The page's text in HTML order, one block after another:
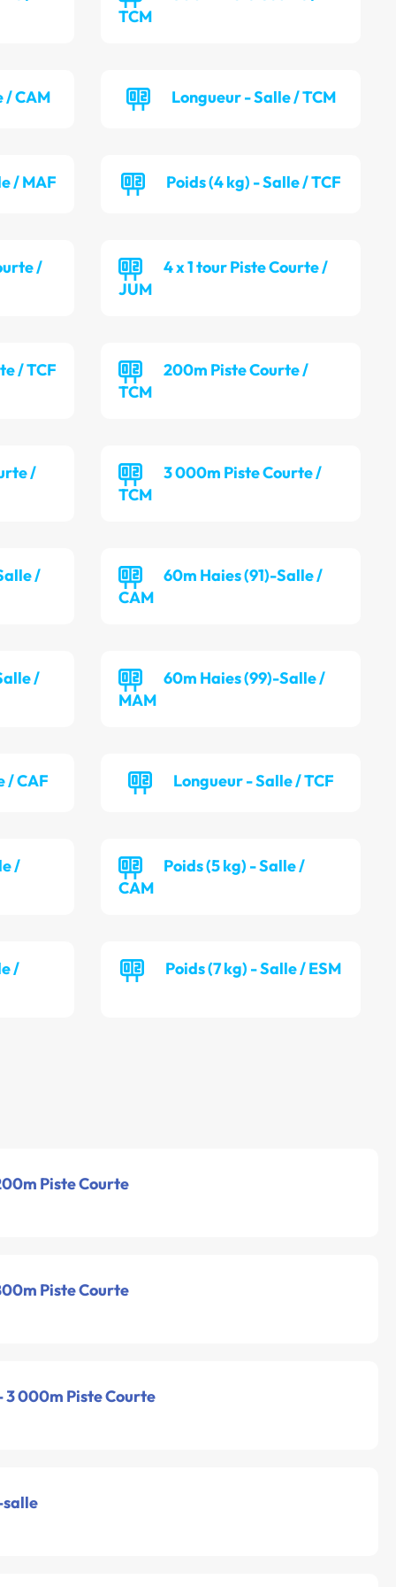
TCM
/ CAM Longueur - Salle / TCM
/ MAF Poids (4 kg) - Salle / TCF
/
4 x 1 tour Piste Courte /
JUM
/ TCF
200m Piste Courte /
TCM
/
3 000m Piste Courte /
TCM
/
60m Haies (91)-Salle /
CAM
/
60m Haies (99)-Salle /
MAM
/ CAF Longueur - Salle / TCF
/
Poids (5 kg) - Salle /
CAM
/ Poids (7 kg) - Salle / ESM
Piste Courte
Piste Courte
3 000m Piste Courte
salle